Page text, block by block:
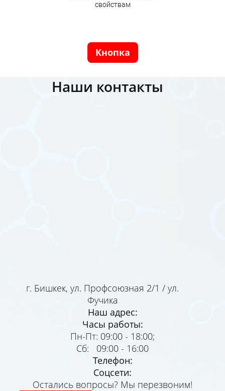
свойствам
Кнопка
Наши контакты
г. Бишкек, ул. Профсоюзная 2/1 / ул.
Фучика
Наш адрес:
Часы работы:
Пн-Пт: 09:00 - 18:00;
Сб: 09:00 - 16:00
Телефон:
Соцсети:
Остались вопросы? Мы перезвоним!